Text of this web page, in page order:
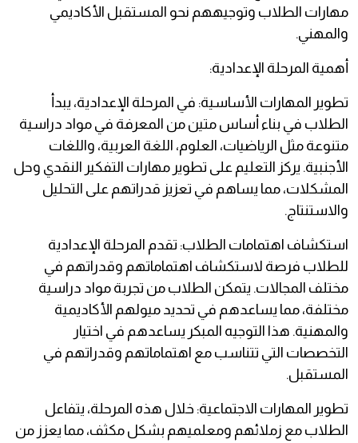
مهارات الطلاب وتوجيههم نحو المستقبل الأكاديمي
والمهني.
أهمية المرحلة الإعدادية:
تطوير المهارات الأساسية: في المرحلة الإعدادية، يبدأ
الطلاب في بناء أساس متين من المعرفة في مواد دراسية
متنوعة مثل الرياضيات، العلوم، اللغة العربية، واللغات
الأجنبية. يركز التعليم على تطوير مهارات التفكير النقدي وحل
المشكلات، مما يساهم في تعزيز قدراتهم على التحليل
والاستنتاج.
استكشاف اهتمامات الطلاب: تقدم المرحلة الإعدادية
للطلاب فرصة لاستكشاف اهتماماتهم وقدراتهم في
مختلف المجالات. يتمكن الطلاب من تجربة مواد دراسية
مختلفة، مما يساعدهم في تحديد ميولهم الأكاديمية
والمهنية. هذا التوجيه المبكر يساعدهم في اختيار
التخصصات التي تتناسب مع اهتماماتهم وقدراتهم في
المستقبل.
تطوير المهارات الاجتماعية: خلال هذه المرحلة، يتفاعل
الطلاب مع زملائهم ومعلميهم بشكل مكثف، مما يعزز من